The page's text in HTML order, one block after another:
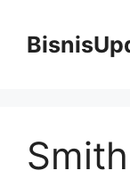
Smith